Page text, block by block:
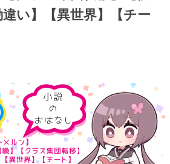
い】【異世界】【チー